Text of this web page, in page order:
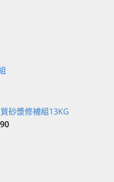
：
。
砂漿修補組13KG
目